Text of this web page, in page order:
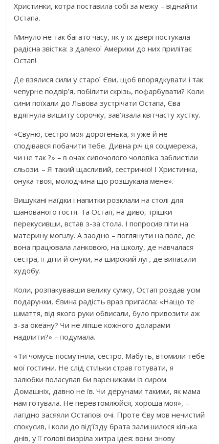
Христинки, котра поставила собі за межу – віднайти
Остапа.
Минуло не так багато часу, як у їх двері постукала
радісна звістка: з далекої Америки до них прилітає
Остап!
Де взялися сили у старої Єви, щоб впорядкувати і так
чепурне подвір’я, побілити скрізь, пофарбувати? Коли
сини поїхали до Львова зустрічати Остапа, Єва
вдягнула вишиту сорочку, зав’язала квітчасту хустку.
«Євуню, сестро моя дорогенька, я уже й не
сподівався побачити тебе. Дивна річ ця соцмережа,
чи не так ?» – в очах сивочолого чоловіка заблистіли
сльози. – Я такий щасливий, сестричко! І Христинка,
онука твоя, молодчина що розшукала мене».
Вишукані наїдки і напитки розклали на столі для
шанованого гостя. Та Остап, на диво, трішки
перекусивши, встав з-за стола. І попросив піти на
материну мoгuлу. А заодно – поглянути на поле, де
вона працювала ланковою, на школу, де навчалася
сестра, її діти й онуки, на широкий луг, де випасали
худобу.
Коли, розпакувавши велику сумку, Остап роздав усім
подарунки, Євина радість враз пригасла: «Нащо те
шмаття, від якого руки обвисали, було привозити аж
з-за океану? Чи не ліпше кожного доларами
наділити?» – подумала.
«Ти чомусь посмутніла, сестро. Мабуть, втомили тебе
мої гостини. Не слід стільки страв готувати, я
залюбки поласував би варениками із сиром.
Домашніх, давно не їв. Чи дерунами такими, як мама
нам готувала. Не перевтомлюйся, хороша моя», –
лагідно засяяли Остапові очі. Проте Єву мов нечистий
спокусив, і коли до від’їзду брата залишилося кілька
днів, у її голові визріла хитра ідея: вони знову